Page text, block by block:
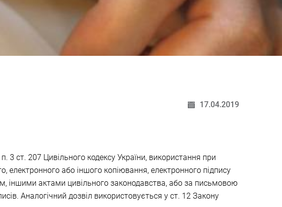
17.04.2019
3 ст. 207 Цивільного кодексу України, використання при
електронного або іншого копіювання, електронного підпису
іншими актами цивільного законодавства, або за письмовою
Аналогічний дозвіл використовується у ст. 12 Закону